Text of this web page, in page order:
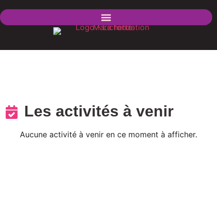
Les activités à venir
Aucune activité à venir en ce moment à afficher.